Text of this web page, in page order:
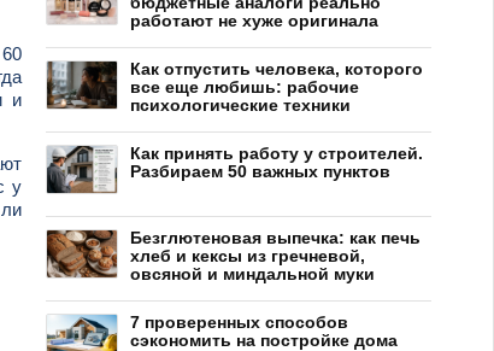
и
у
работают не хуже оригинала
Как отпустить человека, которого
все еще любишь: рабочие
психологические техники
Как принять работу у строителей.
Разбираем 50 важных пунктов
Безглютеновая выпечка: как печь
хлеб и кексы из гречневой,
овсяной и миндальной муки
7 проверенных способов
сэкономить на постройке дома